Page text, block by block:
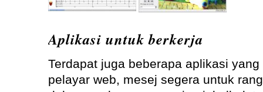
Aplikasi untuk berkerja
Terdapat juga beberapa aplikasi
pelayar web, mesej segera untuk